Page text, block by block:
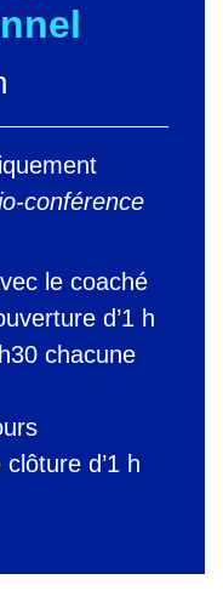
conférence
le coaché
d’1 h
chacune
d’1 h